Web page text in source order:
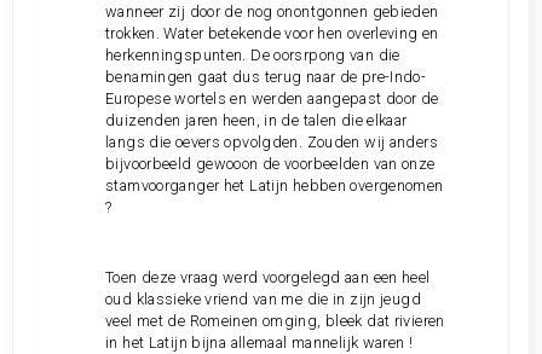
wanneer zij door de nog onontgonnen gebieden
trokken. Water betekende voor hen overleving en
herkenningspunten. De oorsrpong van die
benamingen gaat dus terug naar de pre-Indo-
Europese wortels en werden aangepast door de
duizenden jaren heen, in de talen die elkaar
langs die oevers opvolgden. Zouden wij anders
bijvoorbeeld gewooon de voorbeelden van onze
stamvoorganger het Latijn hebben overgenomen
?
Toen deze vraag werd voorgelegd aan een heel
oud klassieke vriend van me die in zijn jeugd
veel met de Romeinen omging, bleek dat rivieren
in het Latijn bijna allemaal mannelijk waren !